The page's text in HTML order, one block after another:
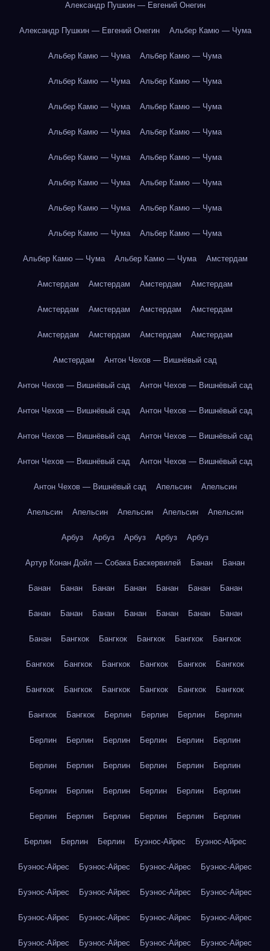
Александр Пушкин — Евгений Онегин
Александр Пушкин — Евгений Онегин Альбер Камю — Чума
Альбер Камю — Чума Альбер Камю — Чума
Альбер Камю — Чума Альбер Камю — Чума
Альбер Камю — Чума Альбер Камю — Чума
Альбер Камю — Чума Альбер Камю — Чума
Альбер Камю — Чума Альбер Камю — Чума
Альбер Камю — Чума Альбер Камю — Чума
Альбер Камю — Чума Альбер Камю — Чума
Альбер Камю — Чума Альбер Камю — Чума
Альбер Камю — Чума Альбер Камю — Чума Амстердам
Амстердам Амстердам Амстердам Амстердам
Амстердам Амстердам Амстердам Амстердам
Амстердам Амстердам Амстердам Амстердам
Амстердам Антон Чехов — Вишнёвый сад
Антон Чехов — Вишнёвый сад Антон Чехов — Вишнёвый сад
Антон Чехов — Вишнёвый сад Антон Чехов — Вишнёвый сад
Антон Чехов — Вишнёвый сад Антон Чехов — Вишнёвый сад
Антон Чехов — Вишнёвый сад Антон Чехов — Вишнёвый сад
Антон Чехов — Вишнёвый сад Апельсин Апельсин
Апельсин Апельсин Апельсин Апельсин Апельсин
Арбуз Арбуз Арбуз Арбуз Арбуз
Артур Конан Дойл — Собака Баскервилей Банан Банан
Банан Банан Банан Банан Банан Банан Банан
Банан Банан Банан Банан Банан Банан Банан
Банан Бангкок Бангкок Бангкок Бангкок Бангкок
Бангкок Бангкок Бангкок Бангкок Бангкок Бангкок
Бангкок Бангкок Бангкок Бангкок Бангкок Бангкок
Бангкок Бангкок Берлин Берлин Берлин Берлин
Берлин Берлин Берлин Берлин Берлин Берлин
Берлин Берлин Берлин Берлин Берлин Берлин
Берлин Берлин Берлин Берлин Берлин Берлин
Берлин Берлин Берлин Берлин Берлин Берлин
Берлин Берлин Берлин Буэнос-Айрес Буэнос-Айрес
Буэнос-Айрес Буэнос-Айрес Буэнос-Айрес Буэнос-Айрес
Буэнос-Айрес Буэнос-Айрес Буэнос-Айрес Буэнос-Айрес
Буэнос-Айрес Буэнос-Айрес Буэнос-Айрес Буэнос-Айрес
Буэнос-Айрес Буэнос-Айрес Буэнос-Айрес Буэнос-Айрес